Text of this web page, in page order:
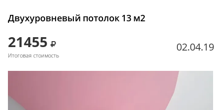
Двухуровневый потолок 13 м2
21455
Итоговая стоимость
02.04.19